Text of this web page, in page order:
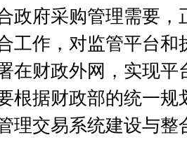
政府采购管理需要，
工作，对监管平台和
在财政外网，实现平
根据财政部的统一规
理交易系统建设与整